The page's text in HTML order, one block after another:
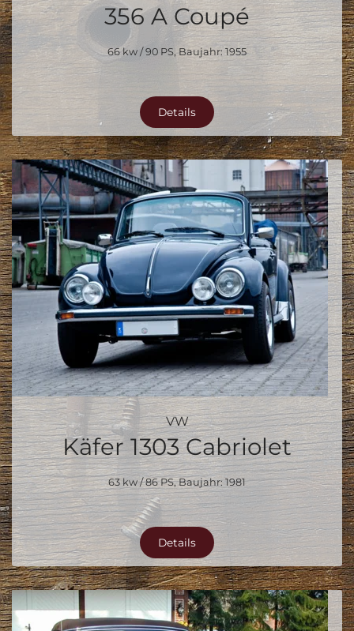
356 A Coupé
66 kw / 90 PS, Baujahr: 1955
Details
VW
Käfer 1303 Cabriolet
63 kw / 86 PS, Baujahr: 1981
Details